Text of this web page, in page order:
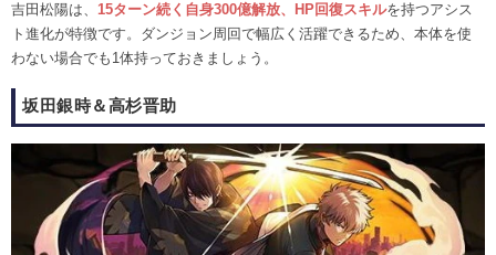
吉田松陽は、 15ターン続く自身300億解放、HP回復スキルを持つアシス
ト進化が特徴です。ダンジョン周回で幅広く活躍できるため、本体を使
わない場合でも1体持っておきましょう。
坂田銀時＆高杉晋助